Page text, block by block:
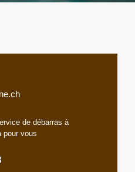
de débarras à
pour vous